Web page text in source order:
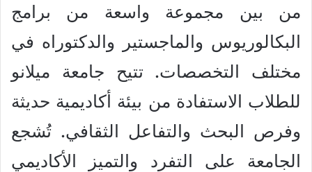
من بين مجموعة واسعة من برامج
البكالوريوس والماجستير والدكتوراه في
مختلف التخصصات. تتيح جامعة ميلانو
للطلاب الاستفادة من بيئة أكاديمية حديثة
وفرص البحث والتفاعل الثقافي. تُشجع
الجامعة على التفرد والتميز الأكاديمي